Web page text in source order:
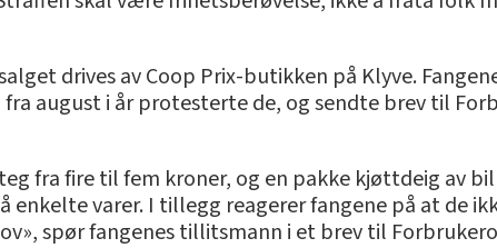
drives av Coop Prix-butikken på Klyve.
august i år protesterte de, og sendte brev til
fra fire til fem kroner, og en pakke kjøttdeig av
enkelte varer. I tillegg reagerer fangene på at de
spør fangenes tillitsmann i et brev til